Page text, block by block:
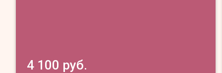
4 100 руб.